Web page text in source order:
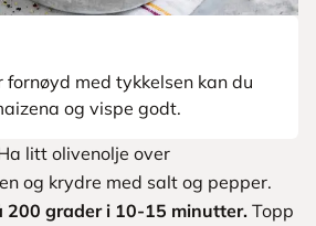
fornøyd med tykkelsen kan du
og vispe godt.
litt olivenolje over
og krydre med salt og pepper.
200 grader i 10-15 minutter. Topp